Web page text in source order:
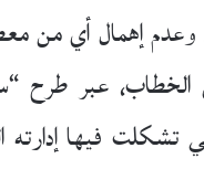
وعدم إهمال أي من
الخطاب، عبر طرح
تشكلت فيها